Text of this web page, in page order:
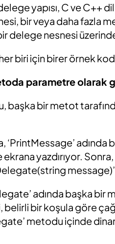
yapısı, C ve C++
bir veya daha fazla
nesnesi
biri için birer örnek
parametre olarak
başka bir metot
‘PrintMessage’
yazdırıyor.
adında başka
bir koşula göre
metodu içinde